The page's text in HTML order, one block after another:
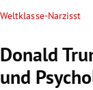
Weltklasse-Narzisst
Donald
und